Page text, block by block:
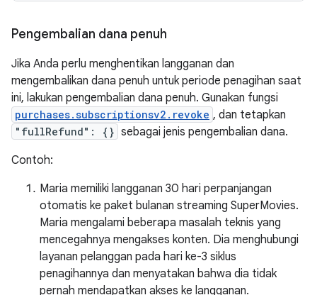
Pengembalian dana penuh
Jika Anda perlu menghentikan langganan dan
mengembalikan dana penuh untuk periode penagihan saat
ini, lakukan pengembalian dana penuh. Gunakan fungsi
purchases.subscriptionsv2.revoke , dan tetapkan
"fullRefund": {} sebagai jenis pengembalian dana.
Contoh:
Maria memiliki langganan 30 hari perpanjangan
otomatis ke paket bulanan streaming SuperMovies.
Maria mengalami beberapa masalah teknis yang
mencegahnya mengakses konten. Dia menghubungi
layanan pelanggan pada hari ke-3 siklus
penagihannya dan menyatakan bahwa dia tidak
pernah mendapatkan akses ke langganan.